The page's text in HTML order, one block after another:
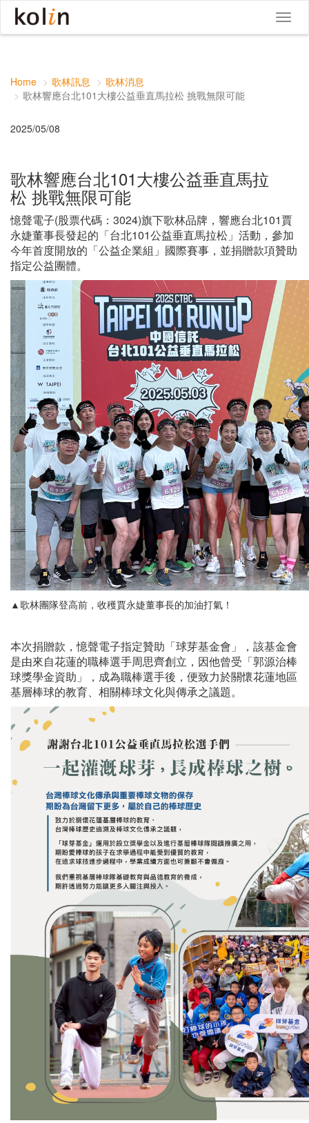
Toggle
Home 歌林訊息
歌林消息
歌林響應台北101大樓公益垂直馬拉松 挑戰無限可能
2025/05/08
歌林響應台北101大樓公益垂直馬拉
松 挑戰無限可能
憶聲電子(股票代碼：3024)旗下歌林品牌，響應台北101賈
永婕董事長發起的「台北101公益垂直馬拉松」活動，參加
今年首度開放的「公益企業組」國際賽事，並捐贈款項贊助
指定公益團體。
▲歌林團隊登高前，收穫賈永婕董事長的加油打氣！
本次捐贈款，憶聲電子指定贊助「球芽基金會」，該基金會
是由來自花蓮的職棒選手周思齊創立，因他曾受「郭源治棒
球獎學金資助」，成為職棒選手後，便致力於關懷花蓮地區
基層棒球的教育、相關棒球文化與傳承之議題。